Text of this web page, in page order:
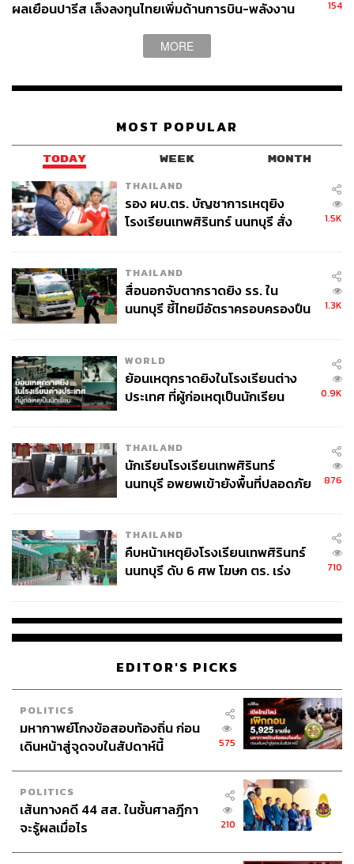
ผลเยือนปารีส เล็งลงทุนไทยเพิ่มด้านการบิน-พลังงาน
154
MORE
MOST POPULAR
TODAY WEEK MONTH
THAILAND
รอง ผบ.ตร. บัญชาการเหตุยิง
โรงเรียนเทพศิรินทร์ นนทบุรี สั่ง
1.5K
THAILAND
สื่อนอกจับตากราดยิง รร. ใน
นนทบุรี ชี้ไทยมีอัตราครอบครองปืน
1.3K
WORLD
ย้อนเหตุกราดยิงในโรงเรียนต่าง
ประเทศ ที่ผู้ก่อเหตุเป็นนักเรียน
0.9K
THAILAND
นักเรียนโรงเรียนเทพศิรินทร์
นนทบุรี อพยพเข้ายังพื้นที่ปลอดภัย
876
THAILAND
คืบหน้าเหตุยิงโรงเรียนเทพศิรินทร์
นนทบุรี ดับ 6 ศพ โฆษก ตร. เร่ง
710
EDITOR'S PICKS
POLITICS
มหากาพย์โกงข้อสอบท้องถิ่น ก่อน
เดินหน้าสู่จุดจบในสัปดาห์นี้
575
POLITICS
เส้นทางคดี 44 สส. ในชั้นศาลฎีกา
จะรู้ผลเมื่อไร
210